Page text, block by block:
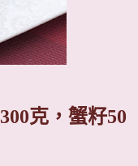
300克，蟹籽50